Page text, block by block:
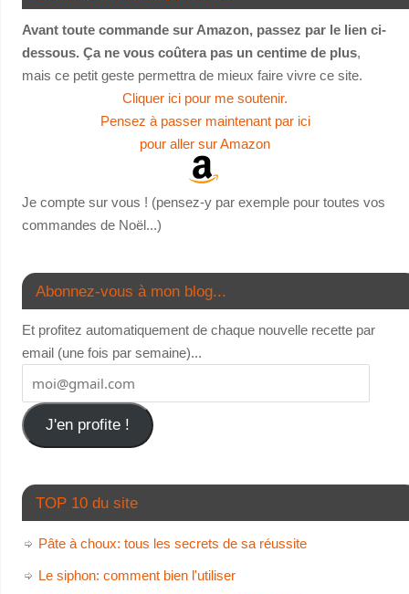
Avant toute commande sur Amazon, passez par le lien ci-
dessous. Ça ne vous coûtera pas un centime de plus,
mais ce petit geste permettra de mieux faire vivre ce site.
Cliquer ici pour me soutenir.
Pensez à passer maintenant par ici
pour aller sur Amazon
Je compte sur vous ! (pensez-y par exemple pour toutes vos
commandes de Noël...)
Abonnez-vous à mon blog...
Et profitez automatiquement de chaque nouvelle recette par
email (une fois par semaine)...
J'en profite !
TOP 10 du site
Pâte à choux: tous les secrets de sa réussite
Le siphon: comment bien l'utiliser